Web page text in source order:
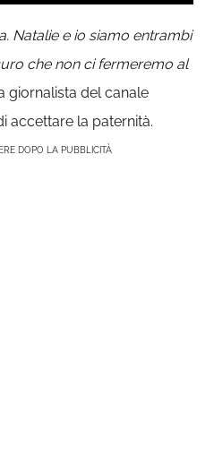
Natalie e io siamo entrambi
che non ci fermeremo al
giornalista del canale
accettare la paternità.
DOPO LA PUBBLICITÀ